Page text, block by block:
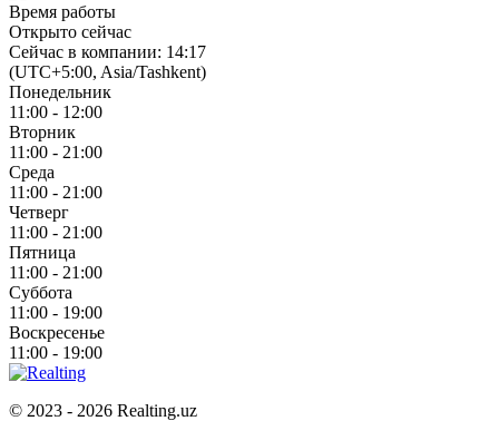
Время работы
Открыто сейчас
Сейчас в компании: 14:17
(UTC+5:00, Asia/Tashkent)
Понедельник
11:00 - 12:00
Вторник
11:00 - 21:00
Среда
11:00 - 21:00
Четверг
11:00 - 21:00
Пятница
11:00 - 21:00
Суббота
11:00 - 19:00
Воскресенье
11:00 - 19:00
© 2023 - 2026 Realting.uz